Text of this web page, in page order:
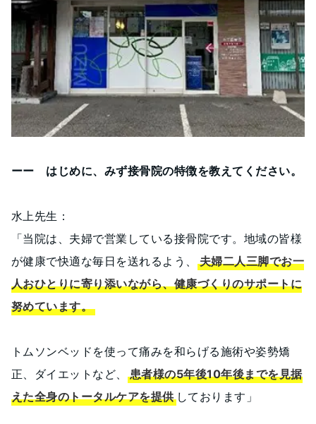
ーー はじめに、みず接骨院の特徴を教えてください。
水上先生：
「当院は、夫婦で営業している接骨院です。地域の皆様
が健康で快適な毎日を送れるよう、
夫婦二人三脚でお一
人おひとりに寄り添いながら、健康づくりのサポートに
努めています。
トムソンベッドを使って痛みを和らげる施術や姿勢矯
正、ダイエットなど、
患者様の5年後10年後までを見据
えた全身のトータルケアを提供しております」